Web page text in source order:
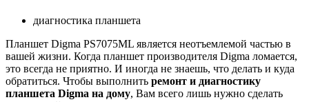
диагностика планшета
Планшет Digma PS7075ML является неотъемлемой частью в
вашей жизни. Когда планшет производителя Digma ломается,
это всегда не приятно. И иногда не знаешь, что делать и куда
обратиться. Чтобы выполнить ремонт и диагностику
планшета Digma на дому, Вам всего лишь нужно сделать